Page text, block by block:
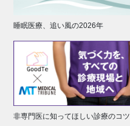
睡眠医療、追い風の2026年
非専門医に知ってほしい診療のコツ